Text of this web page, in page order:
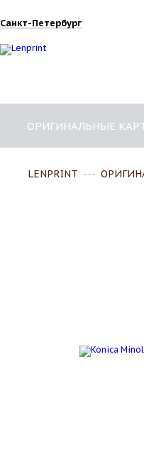
Санкт-Петербург
ОРИГИНАЛЬНЫЕ
LENPRINT ---